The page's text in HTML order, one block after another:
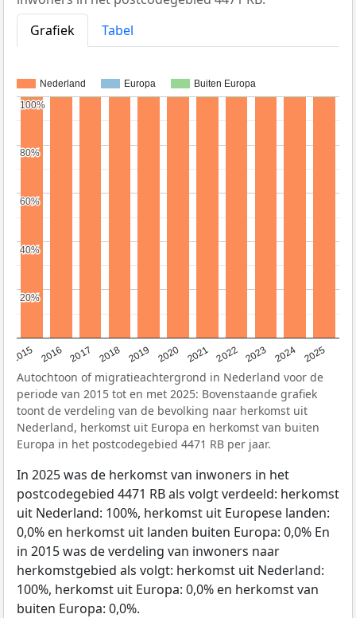
Grafiek
Tabel
Nederland Europa Buiten Europa
2015 2016 2017 2018 2019 2020 2021 2022 2023 2024 2025
20%
20%
40%
40%
60%
60%
80%
80%
100%
100%
Autochtoon of migratieachtergrond in Nederland voor de
periode van 2015 tot en met 2025: Bovenstaande grafiek
toont de verdeling van de bevolking naar herkomst uit
Nederland, herkomst uit Europa en herkomst van buiten
Europa in het postcodegebied 4471 RB per jaar.
In 2025 was de herkomst van inwoners in het
postcodegebied 4471 RB als volgt verdeeld: herkomst
uit Nederland: 100%, herkomst uit Europese landen:
0,0% en herkomst uit landen buiten Europa: 0,0% En
in 2015 was de verdeling van inwoners naar
herkomstgebied als volgt: herkomst uit Nederland:
100%, herkomst uit Europa: 0,0% en herkomst van
buiten Europa: 0,0%.